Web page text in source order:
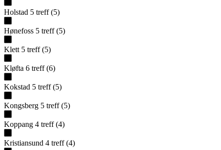
Holstad 5 treff (5)
Hønefoss 5 treff (5)
Klett 5 treff (5)
Kløfta 6 treff (6)
Kokstad 5 treff (5)
Kongsberg 5 treff (5)
Koppang 4 treff (4)
Kristiansund 4 treff (4)